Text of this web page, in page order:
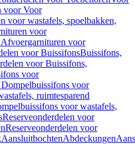
voor Voor
voor wastafels, spoelbakken,
voor
voor
voor BuissifonsBuissifons,
voor Buissifons,
voor
voor
ruimtesparend
voor wastafels,
Reserveonderdelen voor
Reserveonderdelen voor
AansluitbochtenAbdeckungen